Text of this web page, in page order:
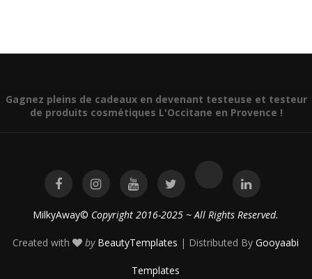
Gagnez pleins de cadeaux en devenant testeuse et testeur
de produits cosmétiques L'Occitane en Provence !
MilkyAway© Copyright 2016-2025 ~ All Rights Reserved.
Created with by BeautyTemplates | Distributed ByGooyaabi
Templates